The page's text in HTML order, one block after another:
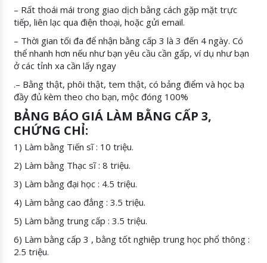
– Rất thoái mái trong giao dịch bằng cách gặp mặt trực
tiếp, liên lạc qua điện thoại, hoặc gửi email.
– Thời gian tối đa để nhận bằng cấp 3 là 3 đến 4 ngày. Có
thể nhanh hơn nếu như bạn yêu cầu cần gấp, ví dụ như bạn
ở các tỉnh xa cần lấy ngay
.– Bằng thật, phôi thật, tem thật, có bảng điểm và học bạ
đầy đủ kèm theo cho bạn, mộc đóng 100%
BẢNG BÁO GIÁ LÀM BẰNG CẤP 3,
CHỨNG CHỈ:
1) Làm bằng Tiến sĩ : 10 triệu.
2) Làm bằng Thạc sĩ : 8 triệu.
3) Làm bằng đại học : 4.5 triệu.
4) Làm bằng cao đẳng : 3.5 triệu.
5) Làm bằng trung cấp : 3.5 triệu.
6) Làm bằng cấp 3 , bằng tốt nghiệp trung học phổ thông :
2.5 triệu.